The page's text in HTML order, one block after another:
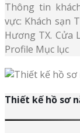
Thông tin
vực: Khách sạn
Hương TX. Cửa
Profile Mục lục
Thiết kế hồ sơ